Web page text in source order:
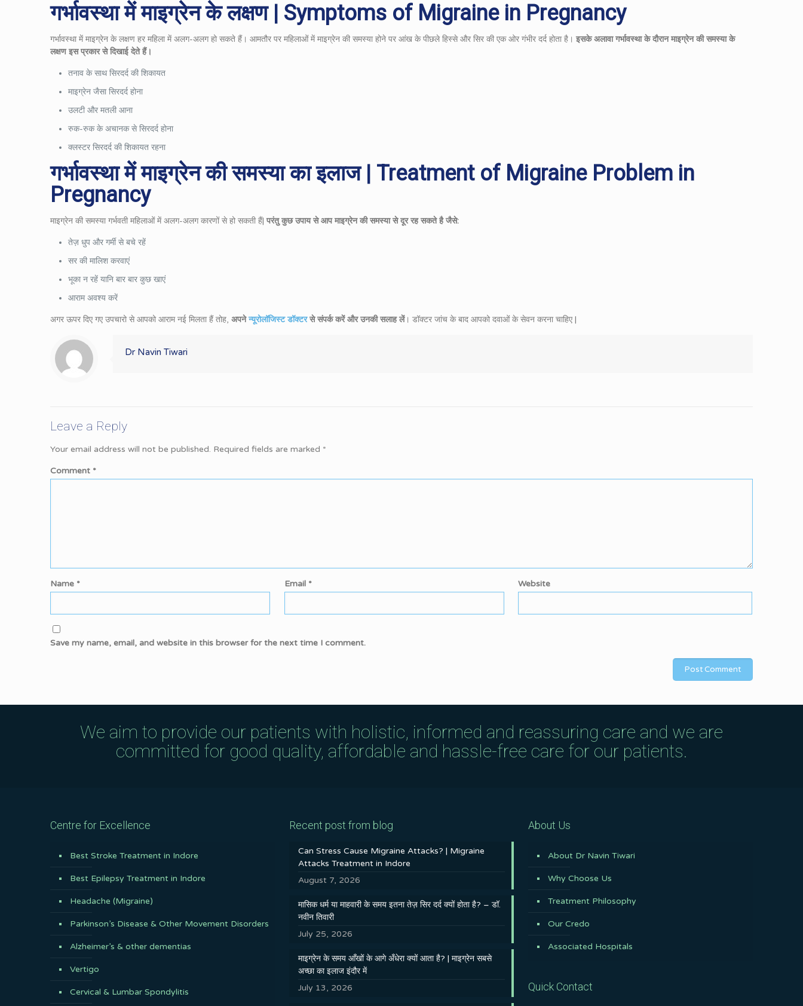
गर्भावस्था में माइग्रेन के लक्षण | Symptoms of Migraine in Pregnancy
गर्भावस्था में माइग्रेन के लक्षण हर महिला में अलग-अलग हो सकते हैं। आमतौर पर महिलाओं में माइग्रेन की समस्या होने पर आंख के पीछले हिस्से और सिर की एक ओर गंभीर दर्द होता है। इसके अलावा गर्भावस्था के दौरान माइग्रेन की समस्या के
लक्षण इस प्रकार से दिखाई देते हैं।
तनाव के साथ सिरदर्द की शिकायत
माइग्रेन जैसा सिरदर्द होना
उलटी और मतली आना
रुक-रुक के अचानक से सिरदर्द होना
क्लस्टर सिरदर्द की शिकायत रहना
गर्भावस्था में माइग्रेन की समस्या का इलाज | Treatment of Migraine Problem in
Pregnancy
माइग्रेन की समस्या गर्भवती महिलाओं में अलग-अलग कारणों से हो सकती हैं| परंतु कुछ उपाय से आप माइग्रेन की समस्या से दूर रह सकते है जैसे:
तेज़ धुप और गर्मी से बचे रहें
सर की मालिश करवाएं
भूका न रहें यानि बार बार कुछ खाएं
आराम अवश्य करें
अगर ऊपर दिए गए उपचारो से आपको आराम नई मिलता हैं तोह, अपनेन्यूरोलॉजिस्ट डॉक्टरसे संपर्क करें और उनकी सलाह लें। डॉक्टर जांच के बाद आपको दवाओं के सेवन करना चाहिए |
Dr Navin Tiwari
Leave a Reply
Your email address will not be published. Required fields are marked *
Comment *
Name * Email * Website
Save my name, email, and website in this browser for the next time I comment.
We aim to provide our patients with holistic, informed and reassuring care and we are
committed for good quality, affordable and hassle-free care for our patients.
Centre for Excellence
Best Stroke Treatment in Indore
Best Epilepsy Treatment in Indore
Headache (Migraine)
Parkinson’s Disease & Other Movement Disorders
Alzheimer’s & other dementias
Vertigo
Cervical & Lumbar Spondylitis
Recent post from blog
Can Stress Cause Migraine Attacks? | Migraine
Attacks Treatment in Indore
August 7, 2026
मासिक धर्म या माहवारी के समय इतना तेज़ सिर दर्द क्यों होता है? – डॉ.
नवीन तिवारी
July 25, 2026
माइग्रेन के समय आँखों के आगे अँधेरा क्यों आता है? | माइग्रेन सबसे
अच्छा का इलाज इंदौर में
July 13, 2026
About Us
About Dr Navin Tiwari
Why Choose Us
Treatment Philosophy
Our Credo
Associated Hospitals
Quick Contact